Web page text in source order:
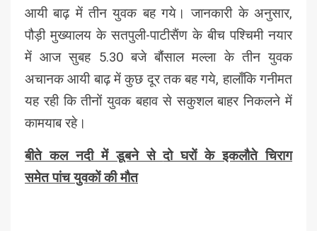
आयी बाढ़ में तीन युवक बह गये। जानकारी के अनुसार,
पौड़ी मुख्यालय के सतपुली-पाटीसैंण के बीच पश्चिमी नयार
में आज सुबह 5.30 बजे बौंसाल मल्ला के तीन युवक
अचानक आयी बाढ़ में कुछ दूर तक बह गये, हालाँकि गनीमत
यह रही कि तीनों युवक बहाव से सकुशल बाहर निकलने में
कामयाब रहे।
बीते कल नदी में डूबने सेदो घरों के इकलौते चिराग
समेतपांच युवकों की मौत